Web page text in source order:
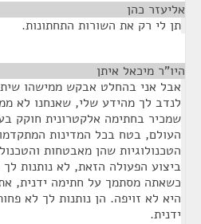
אליעזר כהן
תן לי רק את השורות התחתונות.
היו"ר מיכאל איתן
אבל אני בהחלט אבקש ממישהו
לנדב לך מהידע שלי, שאנחנו לא
שמכיר בחתימה אלקטרונית חוקק
העולם, בטח בכל המדינות
הטכנולוגיות שהן מאבטחות
ביצוע הפעולה הזאת, לא נותנות
כשאתה מסתמך על חתימה ידנית,
היא לא זויפה. הן נותנות לך לא
ידנית.